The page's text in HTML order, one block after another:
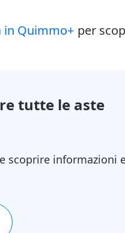
in Quimmo+ per
tutte le aste
scoprire informazioni